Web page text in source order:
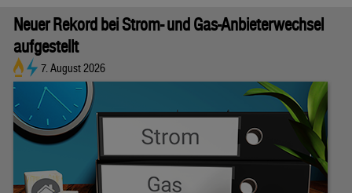
Neuer Rekord bei Strom- und Gas-Anbieterwechsel
aufgestellt
7. August 2026